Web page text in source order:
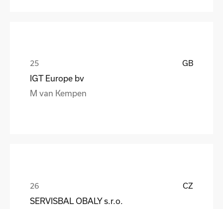
GB
IGT Europe bv
M van Kempen
CZ
SERVISBAL OBALY s.r.o.